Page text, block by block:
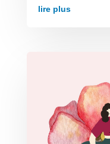
lire plus